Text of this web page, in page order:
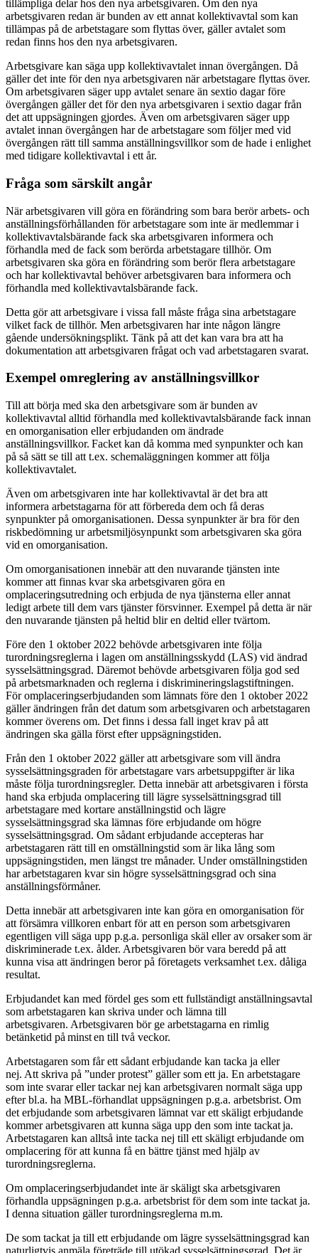
tillämpliga delar hos den nya arbetsgivaren. Om den nya
arbetsgivaren redan är bunden av ett annat kollektivavtal som kan
tillämpas på de arbetstagare som flyttas över, gäller avtalet som
redan finns hos den nya arbetsgivaren.
Arbetsgivare kan säga upp kollektivavtalet innan övergången. Då
gäller det inte för den nya arbetsgivaren när arbetstagare flyttas över.
Om arbetsgivaren säger upp avtalet senare än sextio dagar före
övergången gäller det för den nya arbetsgivaren i sextio dagar från
det att uppsägningen gjordes. Även om arbetsgivaren säger upp
avtalet innan övergången har de arbetstagare som följer med vid
övergången rätt till samma anställningsvillkor som de hade i enlighet
med tidigare kollektivavtal i ett år.
Fråga som särskilt angår
När arbetsgivaren vill göra en förändring som bara berör arbets- och
anställningsförhållanden för arbetstagare som inte är medlemmar i
kollektivavtalsbärande fack ska arbetsgivaren informera och
förhandla med de fack som berörda arbetstagare tillhör. Om
arbetsgivaren ska göra en förändring som berör flera arbetstagare
och har kollektivavtal behöver arbetsgivaren bara informera och
förhandla med kollektivavtalsbärande fack.
Detta gör att arbetsgivare i vissa fall måste fråga sina arbetstagare
vilket fack de tillhör. Men arbetsgivaren har inte någon längre
gående undersökningsplikt. Tänk på att det kan vara bra att ha
dokumentation att arbetsgivaren frågat och vad arbetstagaren svarat.
Exempel omreglering av anställningsvillkor
Till att börja med ska den arbetsgivare som är bunden av
kollektivavtal alltid förhandla med kollektivavtalsbärande fack innan
en omorganisation eller erbjudanden om ändrade
anställningsvillkor. Facket kan då komma med synpunkter och kan
på så sätt se till att t.ex. schemaläggningen kommer att följa
kollektivavtalet.
Även om arbetsgivaren inte har kollektivavtal är det bra att
informera arbetstagarna för att förbereda dem och få deras
synpunkter på omorganisationen. Dessa synpunkter är bra för den
riskbedömning ur arbetsmiljösynpunkt som arbetsgivaren ska göra
vid en omorganisation.
Om omorganisationen innebär att den nuvarande tjänsten inte
kommer att finnas kvar ska arbetsgivaren göra en
omplaceringsutredning och erbjuda de nya tjänsterna eller annat
ledigt arbete till dem vars tjänster försvinner. Exempel på detta är när
den nuvarande tjänsten på heltid blir en deltid eller tvärtom.
Före den 1 oktober 2022 behövde arbetsgivaren inte följa
turordningsreglerna i lagen om anställningsskydd (LAS) vid ändrad
sysselsättningsgrad. Däremot behövde arbetsgivaren följa god sed
på arbetsmarknaden och reglerna i diskrimineringslagstiftningen.
För omplaceringserbjudanden som lämnats före den 1 oktober 2022
gäller ändringen från det datum som arbetsgivaren och arbetstagaren
kommer överens om. Det finns i dessa fall inget krav på att
ändringen ska gälla först efter uppsägningstiden.
Från den 1 oktober 2022 gäller att arbetsgivare som vill ändra
sysselsättningsgraden för arbetstagare vars arbetsuppgifter är lika
måste följa turordningsregler. Detta innebär att arbetsgivaren i första
hand ska erbjuda omplacering till lägre sysselsättningsgrad till
arbetstagare med kortare anställningstid och lägre
sysselsättningsgrad ska lämnas före erbjudande om högre
sysselsättningsgrad. Om sådant erbjudande accepteras har
arbetstagaren rätt till en omställningstid som är lika lång som
uppsägningstiden, men längst tre månader. Under omställningstiden
har arbetstagaren kvar sin högre sysselsättningsgrad och sina
anställningsförmåner.
Detta innebär att arbetsgivaren inte kan göra en omorganisation för
att försämra villkoren enbart för att en person som arbetsgivaren
egentligen vill säga upp p.g.a. personliga skäl eller av orsaker som är
diskriminerade t.ex. ålder. Arbetsgivaren bör vara beredd på att
kunna visa att ändringen beror på företagets verksamhet t.ex. dåliga
resultat.
Erbjudandet kan med fördel ges som ett fullständigt anställningsavtal
som arbetstagaren kan skriva under och lämna till
arbetsgivaren. Arbetsgivaren bör ge arbetstagarna en rimlig
betänketid på minst en till två veckor.
Arbetstagaren som får ett sådant erbjudande kan tacka ja eller
nej. Att skriva på ”under protest” gäller som ett ja. En arbetstagare
som inte svarar eller tackar nej kan arbetsgivaren normalt säga upp
efter bl.a. ha MBL-förhandlat uppsägningen p.g.a. arbetsbrist. Om
det erbjudande som arbetsgivaren lämnat var ett skäligt erbjudande
kommer arbetsgivaren att kunna säga upp den som inte tackat ja.
Arbetstagaren kan alltså inte tacka nej till ett skäligt erbjudande om
omplacering för att kunna få en bättre tjänst med hjälp av
turordningsreglerna.
Om omplaceringserbjudandet inte är skäligt ska arbetsgivaren
förhandla uppsägningen p.g.a. arbetsbrist för dem som inte tackat ja.
I denna situation gäller turordningsreglerna m.m.
De som tackat ja till ett erbjudande om lägre sysselsättningsgrad kan